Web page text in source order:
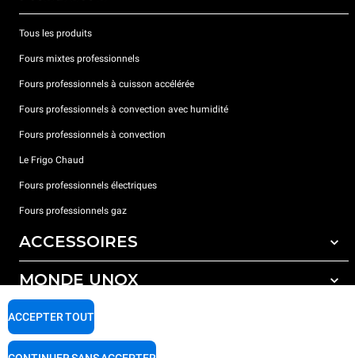
Tous les produits
Fours mixtes professionnels
Fours professionnels à cuisson accélérée
Fours professionnels à convection avec humidité
Fours professionnels à convection
Le Frigo Chaud
Fours professionnels électriques
Fours professionnels gaz
ACCESSOIRES
Tous les accessoires
Détergents pour lavage automatique
Détergents pour lavage manuel
MONDE UNOX
Nos bureaux dans le monde
SUPPORT
ACCEPTER TOUT